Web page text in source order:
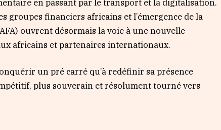
en passant par le transport et la digitalisation.
groupes financiers africains et l’émergence de la
ouvrent désormais la voie à une nouvelle
africains et partenaires internationaux.
un pré carré qu’à redéfinir sa présence
plus souverain et résolument tourné vers